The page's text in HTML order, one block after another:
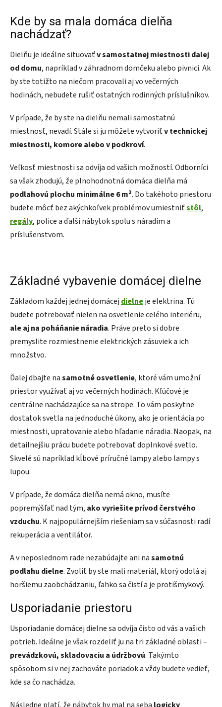
Kde by sa mala domáca dielňa
nachádzať?
Dielňu je ideálne situovaťv samostatnej miestnosti ďalej
od domu, napríklad v záhradnom domčeku alebo pivnici. Ak
by ste totižto na niečom pracovali aj vo večerných
hodinách, nebudete rušiť ostatných rodinných príslušníkov.
V prípade, že by ste na dielňu nemali samostatnú
miestnosť, nevadí. Stále si ju môžete vytvoriťv technickej
miestnosti, komore alebo v podkroví.
Veľkosť miestnosti sa odvíja od vašich možností. Odborníci
sa však zhodujú, že plnohodnotná domáca dielňa má
podlahovú plochu minimálne 6 m². Do takéhoto priestoru
budete môcť bez akýchkoľvek problémov umiestniťstôl,
regály, police a ďalší nábytok spolu s náradím a
príslušenstvom.
Základné vybavenie domácej dielne
Základom každej jednej domácej dielneje elektrina. Tú
budete potrebovať nielen na osvetlenie celého interiéru,
ale aj na poháňanie náradia. Práve preto si dobre
premyslite rozmiestnenie elektrických zásuviek a ich
množstvo.
Ďalej dbajte nasamotné osvetlenie, ktoré vám umožní
priestor využívať aj vo večerných hodinách. Kľúčové je
centrálne nachádzajúce sa na strope. To vám poskytne
dostatok svetla na jednoduché úkony, ako je orientácia po
miestnosti, upratovanie alebo hľadanie náradia. Naopak, na
detailnejšiu prácu budete potrebovať doplnkové svetlo.
Skvelé sú napríklad kĺbové príručné lampy alebo lampy s
lupou.
V prípade, že domáca dielňa nemá okno, musíte
popremýšľať nad tým, ako vyriešite prívod čerstvého
vzduchu. K najpopulárnejším riešeniam sa v súčasnosti radí
rekuperácia a ventilátor.
A v neposlednom rade nezabúdajte ani nasamotnú
podlahu dielne. Zvoliť by ste mali materiál, ktorý odolá aj
horšiemu zaobchádzaniu, ľahko sa čistí a je protišmykový.
Usporiadanie priestoru
Usporiadanie domácej dielne sa odvíja čisto od vás a vašich
potrieb. Ideálne je však rozdeliť ju na tri základné oblasti –
prevádzkovú, skladovaciu a údržbovú. Takýmto
spôsobom si v nej zachováte poriadok a vždy budete vedieť,
kde sa čo nachádza.